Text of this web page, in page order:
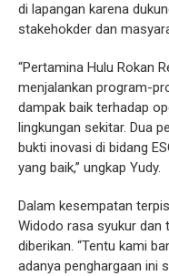
di lapangan karena
stakehokder dan
“Pertamina Hulu Rokan
menjalankan program-
dampak baik terhadap
lingkungan sekitar. Dua
bukti inovasi di bidang
yang baik,” ungkap Yudy.
Dalam kesempatan
Widodo rasa syukur dan
diberikan. “Tentu kami
adanya penghargaan ini